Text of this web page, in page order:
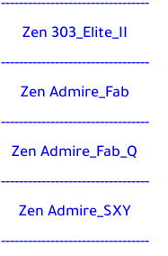
---------------------------------
Zen 303_Elite_II
---------------------------------
Zen Admire_Fab
---------------------------------
Zen Admire_Fab_Q
---------------------------------
Zen Admire_SXY
---------------------------------